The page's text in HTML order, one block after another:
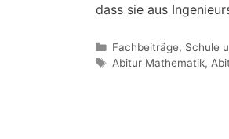
dass sie aus
Kategorien
Fachbeiträge, Schule
Schlagwörter
Abitur Mathematik,